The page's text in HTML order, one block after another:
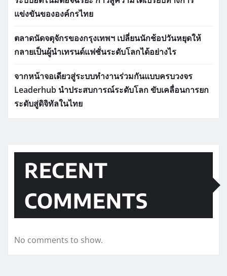
แข่งขันขององค์กรไทย
ตลาดนัดจตุจักรของกรุงเทพฯ เปลี่ยนนักช้อปวันหยุดให้
กลายเป็นผู้นำเทรนด์แฟชั่นระดับโลกได้อย่างไร
จากหน้าจอเดียวสู่ระบบทำงานร่วมกันแบบครบวงจร
Leaderhub นำประสบการณ์ระดับโลก ขับเคลื่อนการยก
ระดับสู่ดิจิทัลในไทย
RECENT
COMMENTS
No comments to show.